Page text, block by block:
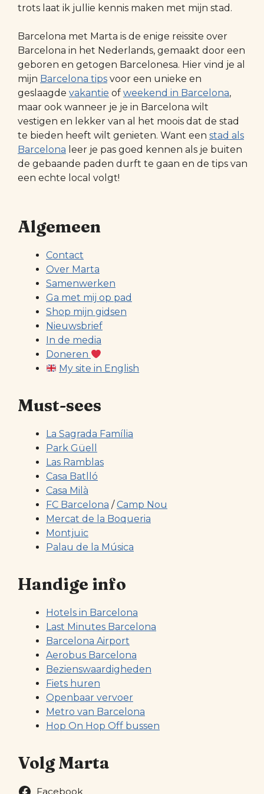
trots laat ik jullie kennis maken met mijn stad.
Barcelona met Marta is de enige reissite over
Barcelona in het Nederlands, gemaakt door een
geboren en getogen Barcelonesa. Hier vind je al
mijn Barcelona tips voor een unieke en
geslaagde vakantie of weekend in Barcelona,
maar ook wanneer je je in Barcelona wilt
vestigen en lekker van al het moois dat de stad
te bieden heeft wilt genieten. Want een stad als
Barcelona leer je pas goed kennen als je buiten
de gebaande paden durft te gaan en de tips van
een echte local volgt!
Algemeen
Contact
Over Marta
Samenwerken
Ga met mij op pad
Shop mijn gidsen
Nieuwsbrief
In de media
Doneren
My site in English
Must-sees
La Sagrada Família
Park Güell
Las Ramblas
Casa Batlló
Casa Milà
FC Barcelona /Camp Nou
Mercat de la Boqueria
Montjuïc
Palau de la Música
Handige info
Hotels in Barcelona
Last Minutes Barcelona
Barcelona Airport
Aerobus Barcelona
Bezienswaardigheden
Fiets huren
Openbaar vervoer
Metro van Barcelona
Hop On Hop Off bussen
Volg Marta
Facebook